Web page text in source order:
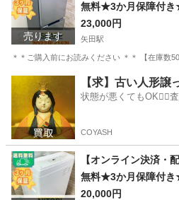
売ります
無料★3か月保障付
★2022年★SJ-D15J-
23,000円
矢田駅
＊＊ご購入前にお読みください ＊＊ 【在庫数
矢田駅 キッチン家電
【求】古い人形譲
状態が悪くてもOK🙆‍♀️
COYASH
【オンライン決済・
無料★3か月保障付
22年★NTR60★OS-
20,000円